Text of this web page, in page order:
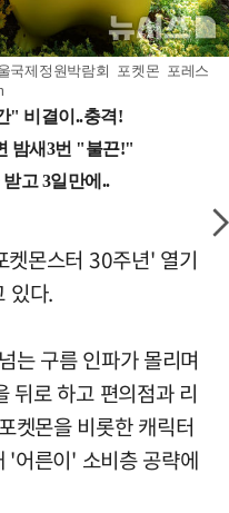
국제정원박람회 포켓몬 포레스
켓몬스터 30주년' 열기
있다.
는 구름 인파가 몰리며
뒤로 하고 편의점과 리
켓몬을 비롯한 캐릭터
'어른이' 소비층 공략에